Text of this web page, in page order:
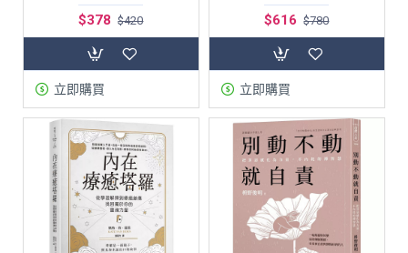
$378 $420
立即購買
$616 $780
立即購買